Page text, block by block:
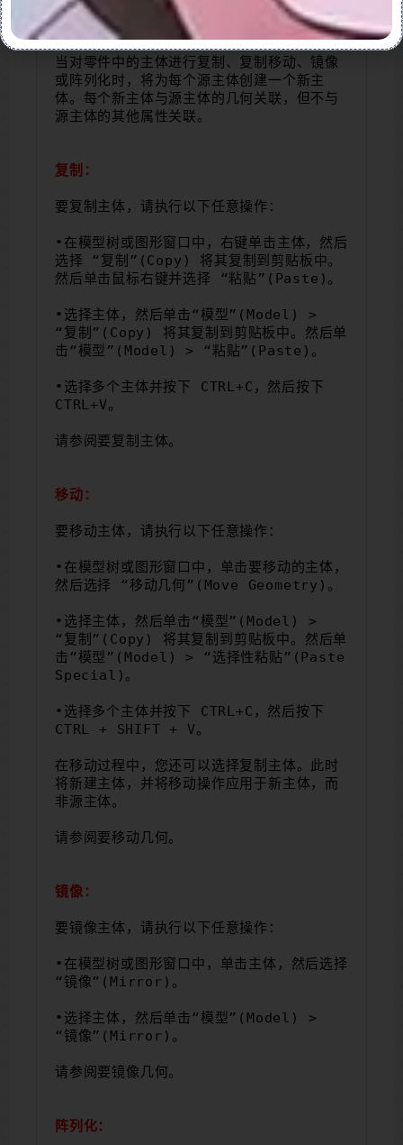
作。以下列出了这些操作的快捷方式命令。通
过单击每个操作的链接来获取详细信息。
当对零件中的主体进行复制、复制移动、镜像
或阵列化时，将为每个源主体创建一个新主
体。每个新主体与源主体的几何关联，但不与
源主体的其他属性关联。
复制：
要复制主体，请执行以下任意操作：
•在模型树或图形窗口中，右键单击主体，然后
选择 “复制”(Copy) 将其复制到剪贴板中。
然后单击鼠标右键并选择 “粘贴”(Paste)。
•选择主体，然后单击“模型”(Model) >
“复制”(Copy) 将其复制到剪贴板中。然后单
击“模型”(Model) > “粘贴”(Paste)。
•选择多个主体并按下 CTRL+C，然后按下
CTRL+V。
请参阅要复制主体。
移动：
要移动主体，请执行以下任意操作：
•在模型树或图形窗口中，单击要移动的主体，
然后选择 “移动几何”(Move Geometry)。
•选择主体，然后单击“模型”(Model) >
“复制”(Copy) 将其复制到剪贴板中。然后单
击“模型”(Model) > “选择性粘贴”(Paste
Special)。
•选择多个主体并按下 CTRL+C，然后按下
CTRL + SHIFT + V。
在移动过程中，您还可以选择复制主体。此时
将新建主体，并将移动操作应用于新主体，而
非源主体。
请参阅要移动几何。
镜像：
要镜像主体，请执行以下任意操作：
•在模型树或图形窗口中，单击主体，然后选择
“镜像”(Mirror)。
•选择主体，然后单击“模型”(Model) >
“镜像”(Mirror)。
请参阅要镜像几何。
阵列化：